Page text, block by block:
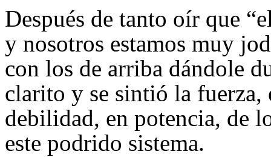
Después de tanto oír que
y nosotros estamos muy
con los de arriba dándole
clarito y se sintió la
debilidad, en potencia, de
este podrido sistema.